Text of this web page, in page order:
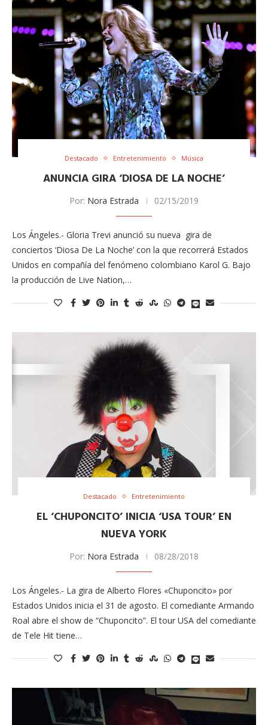
Destacado Entretenimiento Música
ANUNCIA GIRA ‘DIOSA DE LA NOCHE’
Por: Nora Estrada 02/15/2019
Los Ángeles.- Gloria Trevi anunció su nueva gira de
conciertos ‘Diosa De La Noche’ con la que recorrerá Estados
Unidos en compañía del fenómeno colombiano Karol G. Bajo
la producción de Live Nation,…
Destacado Entretenimiento
EL ‘CHUPONCITO’ INICIA ‘USA TOUR’ EN
NUEVA YORK
Por: Nora Estrada 08/28/2018
Los Ángeles.- La gira de Alberto Flores «Chuponcito» por
Estados Unidos inicia el 31 de agosto. El comediante Armando
Roal abre el show de “Chuponcito”. El tour USA del comediante
de Tele Hit tiene…